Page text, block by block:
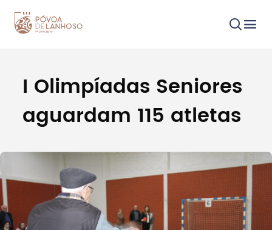
Procurar
Tipo de conteúdo
I Olimpíadas Seniores
aguardam 115 atletas